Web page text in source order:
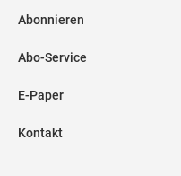
Abonnieren
Abo-Service
E-Paper
Kontakt